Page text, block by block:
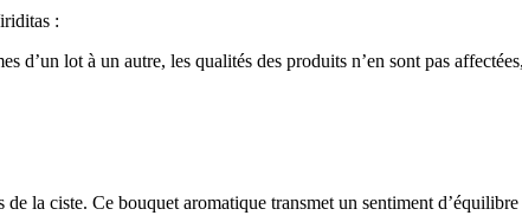
:
d’un lot à un autre, les qualités des produits n’en sont pas
la ciste. Ce bouquet aromatique transmet un sentiment